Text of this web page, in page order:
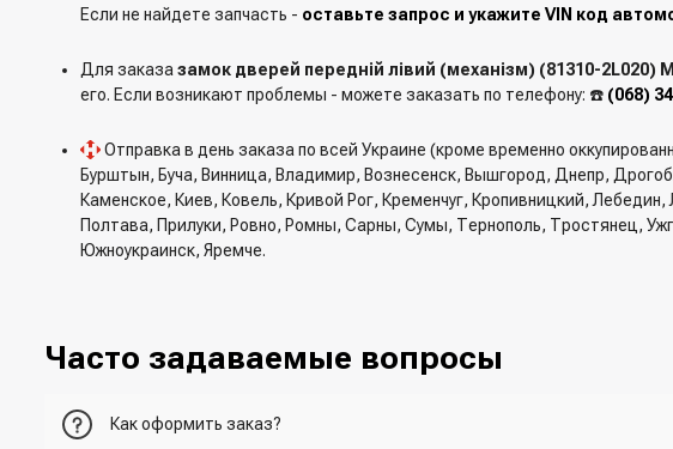
Если не найдете запчасть - оставьте запрос и укажите VIN код
Для заказа замок дверей передній лівий (механізм) (81310-2L020)
его. Если возникают проблемы - можете заказать по телефону: ☎️ (068)
Отправка в день заказа по всей Украине (кроме временно
Бурштын, Буча, Винница, Владимир, Вознесенск, Вышгород, Днепр,
Каменское, Киев, Ковель, Кривой Рог, Кременчуг, Кропивницкий,
Полтава, Прилуки, Ровно, Ромны, Сарны, Сумы, Тернополь, Тростянец,
Южноукраинск, Яремче.
Часто задаваемые вопросы
Как оформить заказ?